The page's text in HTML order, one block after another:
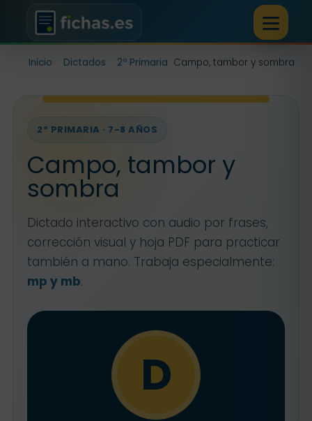
Inicio Dictados 2º Primaria Campo, tambor y sombra
2º PRIMARIA · 7-8 AÑOS
Campo, tambor y
sombra
Dictado interactivo con audio por frases,
corrección visual y hoja PDF para practicar
también a mano. Trabaja especialmente:
mp y mb.
D